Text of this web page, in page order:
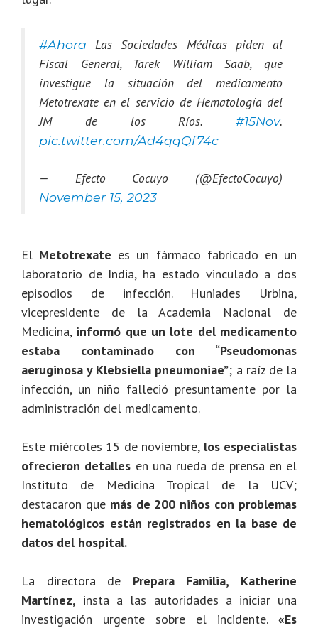
#Ahora Las Sociedades Médicas piden al
Fiscal General, Tarek William Saab, que
investigue la situación del medicamento
Metotrexate en el servicio de Hematología del
JM de los Ríos. #15Nov.
pic.twitter.com/Ad4qqQf74c
— Efecto Cocuyo (@EfectoCocuyo)
November 15, 2023
El Metotrexate es un fármaco fabricado en un
laboratorio de India, ha estado vinculado a dos
episodios de infección. Huniades Urbina,
vicepresidente de la Academia Nacional de
Medicina, informó que un lote del medicamento
estaba contaminado con “Pseudomonas
aeruginosa y Klebsiella pneumoniae”; a raíz de la
infección, un niño falleció presuntamente por la
administración del medicamento.
Este miércoles 15 de noviembre, los especialistas
ofrecieron detalles en una rueda de prensa en el
Instituto de Medicina Tropical de la UCV;
destacaron quemás de 200 niños con problemas
hematológicos están registrados en la base de
datos del hospital.
La directora de Prepara Familia, Katherine
Martínez, insta a las autoridades a iniciar una
investigación urgente sobre el incidente. «Es